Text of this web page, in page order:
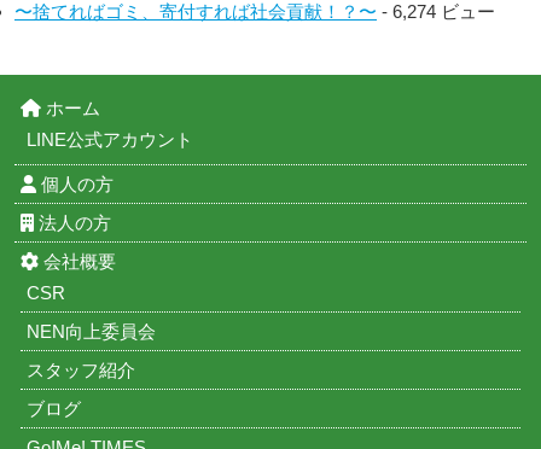
〜捨てればゴミ、寄付すれば社会貢献！？〜 - 6,274 ビュー
ホーム
LINE公式アカウント
個人の方
法人の方
会社概要
CSR
NEN向上委員会
スタッフ紹介
ブログ